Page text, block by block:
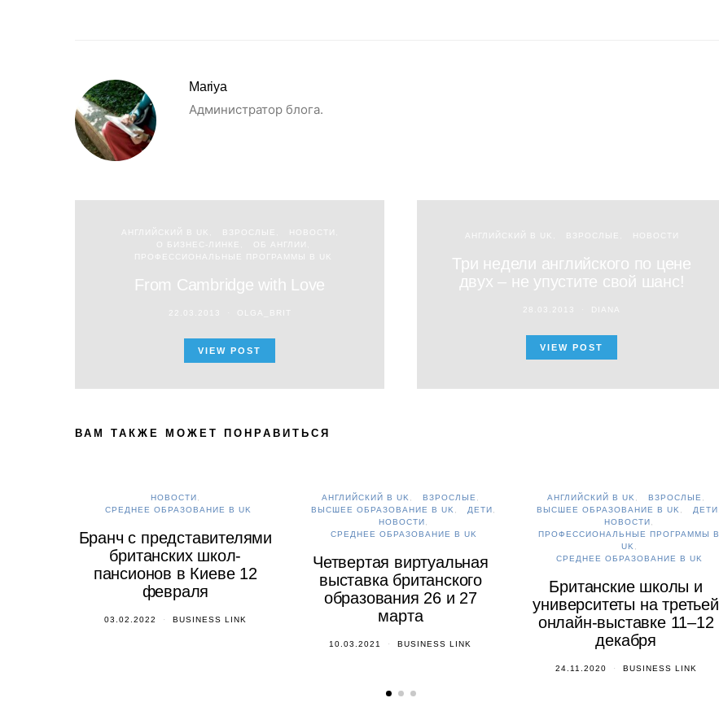
Mariya
Администратор блога.
АНГЛИЙСКИЙ В UK ВЗРОСЛЫЕ
НОВОСТИ
О БИЗНЕС-ЛИНКЕ
ОБ АНГЛИИ
ПРОФЕССИОНАЛЬНЫЕ ПРОГРАММЫ В UK
From Cambridge with Love
22.03.2013 OLGA_BRIT
VIEW POST
АНГЛИЙСКИЙ В UK ВЗРОСЛЫЕ НОВОСТИ
Три недели английского по цене
двух – не упустите свой шанс!
28.03.2013 DIANA
VIEW POST
ВАМ ТАКЖЕ МОЖЕТ ПОНРАВИТЬСЯ
НОВОСТИ
СРЕДНЕЕ ОБРАЗОВАНИЕ В UK
Бранч с представителями
британских школ-
пансионов в Киеве 12
февраля
03.02.2022 BUSINESS LINK
АНГЛИЙСКИЙ В UK
ВЗРОСЛЫЕ
ВЫСШЕЕ ОБРАЗОВАНИЕ В UK
ДЕТИ
НОВОСТИ
СРЕДНЕЕ ОБРАЗОВАНИЕ В UK
Четвертая виртуальная
выставка британского
образования 26 и 27
марта
10.03.2021 BUSINESS LINK
АНГЛИЙСКИЙ В UK
ВЗРОСЛЫЕ
ВЫСШЕЕ ОБРАЗОВАНИЕ В UK
ДЕТИ
НОВОСТИ
ПРОФЕССИОНАЛЬНЫЕ ПРОГРАММЫ В
UK
СРЕДНЕЕ ОБРАЗОВАНИЕ В UK
Британские школы и
университеты на третьей
онлайн-выставке 11–12
декабря
24.11.2020 BUSINESS LINK